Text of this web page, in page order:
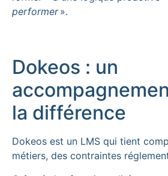
performer».
Dokeos : un
la différence
Dokeos est un LMS qui tient
métiers, des contraintes